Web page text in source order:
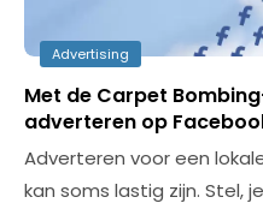
Advertising
Met de Carpet
adverteren op
Adverteren voor een
kan soms lastig zijn. Stel,